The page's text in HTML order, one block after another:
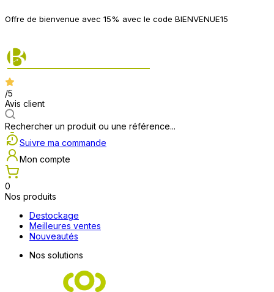
Offre de bienvenue avec 15% avec le code BIENVENUE15
/5
Avis client
Rechercher un produit ou une référence...
Suivre ma commande
Mon compte
0
Nos produits
Destockage
Meilleures ventes
Nouveautés
Nos solutions